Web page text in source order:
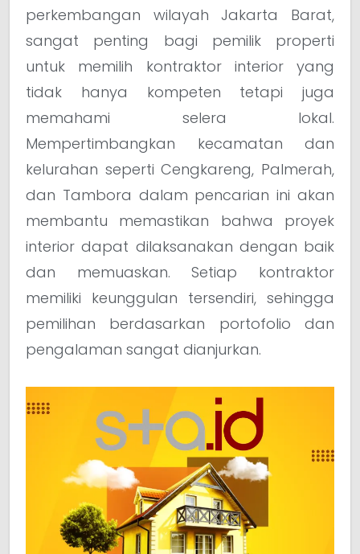
perkembangan wilayah Jakarta Barat,
sangat penting bagi pemilik properti
untuk memilih kontraktor interior yang
tidak hanya kompeten tetapi juga
memahami selera lokal.
Mempertimbangkan kecamatan dan
kelurahan seperti Cengkareng, Palmerah,
dan Tambora dalam pencarian ini akan
membantu memastikan bahwa proyek
interior dapat dilaksanakan dengan baik
dan memuaskan. Setiap kontraktor
memiliki keunggulan tersendiri, sehingga
pemilihan berdasarkan portofolio dan
pengalaman sangat dianjurkan.